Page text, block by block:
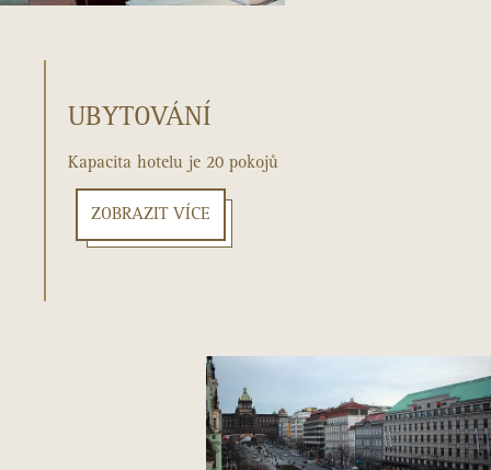
UBYTOVÁNÍ
Kapacita hotelu je 20 pokojů
ZOBRAZIT VÍCE